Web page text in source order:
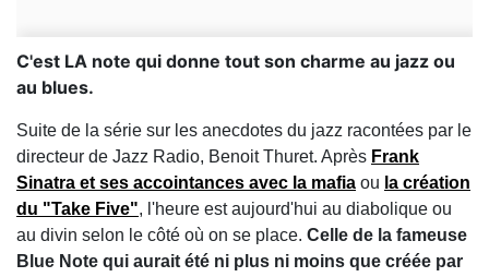
C'est LA note qui donne tout son charme au jazz ou
au blues.
Suite de la série sur les anecdotes du jazz racontées par le
directeur de Jazz Radio, Benoit Thuret. Après Frank
Sinatra et ses accointances avec la mafia ou la création
du "Take Five", l'heure est aujourd'hui au diabolique ou
au divin selon le côté où on se place. Celle de la fameuse
Blue Note qui aurait été ni plus ni moins que créée par